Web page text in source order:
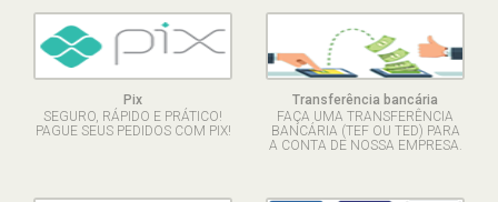
Pix
SEGURO, RÁPIDO E PRÁTICO!
PAGUE SEUS PEDIDOS COM PIX!
Transferência bancária
FAÇA UMA TRANSFERÊNCIA
BANCÁRIA (TEF OU TED) PARA
A CONTA DE NOSSA EMPRESA.